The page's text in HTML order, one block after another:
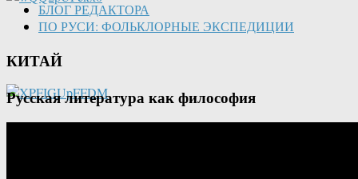
БЛОГ РЕДАКТОРА
ПО РУСИ: ФОЛЬКЛОРНЫЕ ЭКСПЕДИЦИИ
КИТАЙ
Русская литература как философия